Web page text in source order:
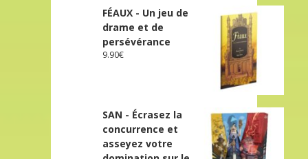
FÉAUX - Un jeu de
drame et de
persévérance
9.90€
SAN - Écrasez la
concurrence et
asseyez votre